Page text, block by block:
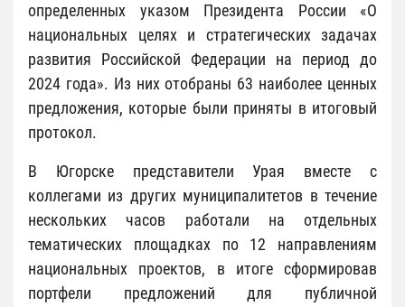
определенных указом Президента России «О
национальных целях и стратегических задачах
развития Российской Федерации на период до
2024 года». Из них отобраны 63 наиболее ценных
предложения, которые были приняты в итоговый
протокол.
В Югорске представители Урая вместе с
коллегами из других муниципалитетов в течение
нескольких часов работали на отдельных
тематических площадках по 12 направлениям
национальных проектов, в итоге сформировав
портфели предложений для публичной